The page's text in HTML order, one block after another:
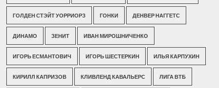
ГОЛДЕН СТЭЙТ УОРРИОРЗ ГОНКИ ДЕНВЕР НАГГЕТС
ДИНАМО ЗЕНИТ ИВАН МИРОШНИЧЕНКО
ИГОРЬ ЕСМАНТОВИЧ ИГОРЬ ШЕСТЕРКИН ИЛЬЯ КАРПУХИН
КИРИЛЛ КАПРИЗОВ КЛИВЛЕНД КАВАЛЬЕРС ЛИГА ВТБ